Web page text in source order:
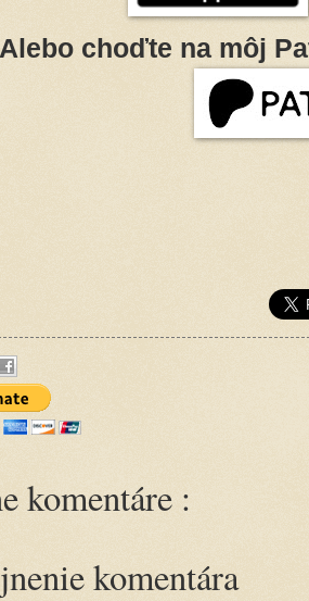
Alebo choďte na môj
komentáre :
komentára